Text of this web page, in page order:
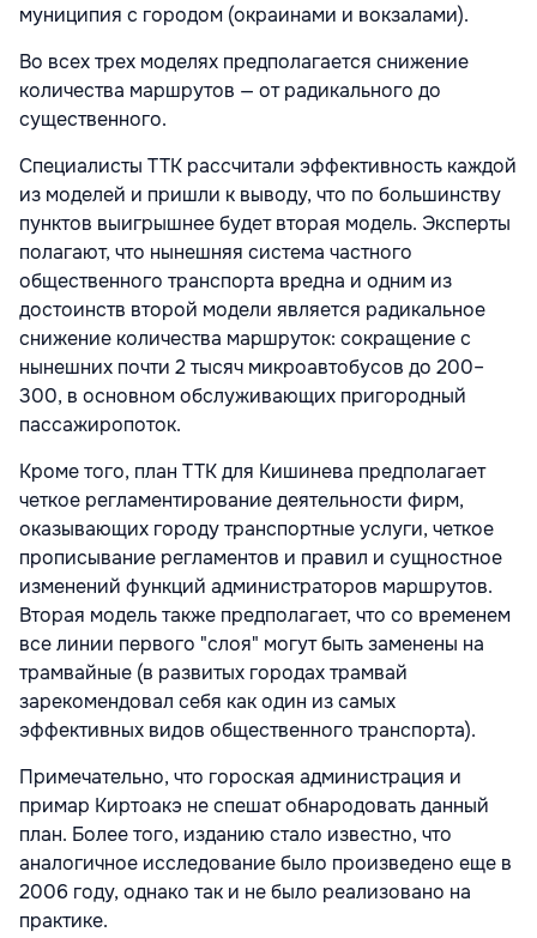
муниципия с городом (окраинами и вокзалами).
Во всех трех моделях предполагается снижение
количества маршрутов — от радикального до
существенного.
Специалисты TTK рассчитали эффективность каждой
из моделей и пришли к выводу, что по большинству
пунктов выигрышнее будет вторая модель. Эксперты
полагают, что нынешняя система частного
общественного транспорта вредна и одним из
достоинств второй модели является радикальное
снижение количества маршруток: сокращение с
нынешних почти 2 тысяч микроавтобусов до 200–
300, в основном обслуживающих пригородный
пассажиропоток.
Кроме того, план TTK для Кишинева предполагает
четкое регламентирование деятельности фирм,
оказывающих городу транспортные услуги, четкое
прописывание регламентов и правил и сущностное
изменений функций администраторов маршрутов.
Вторая модель также предполагает, что со временем
все линии первого "слоя" могут быть заменены на
трамвайные (в развитых городах трамвай
зарекомендовал себя как один из самых
эффективных видов общественного транспорта).
Примечательно, что гороская администрация и
примар Киртоакэ не спешат обнародовать данный
план. Более того, изданию стало известно, что
аналогичное исследование было произведено еще в
2006 году, однако так и не было реализовано на
практике.